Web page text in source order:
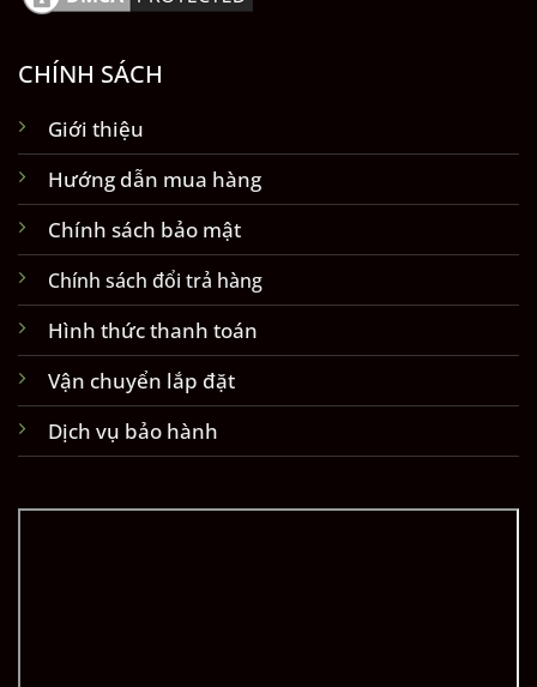
CHÍNH SÁCH
Giới thiệu
Hướng dẫn mua hàng
Chính sách bảo mật
Chính sách đổi trả hàng
Hình thức thanh toán
Vận chuyển lắp đặt
Dịch vụ bảo hành